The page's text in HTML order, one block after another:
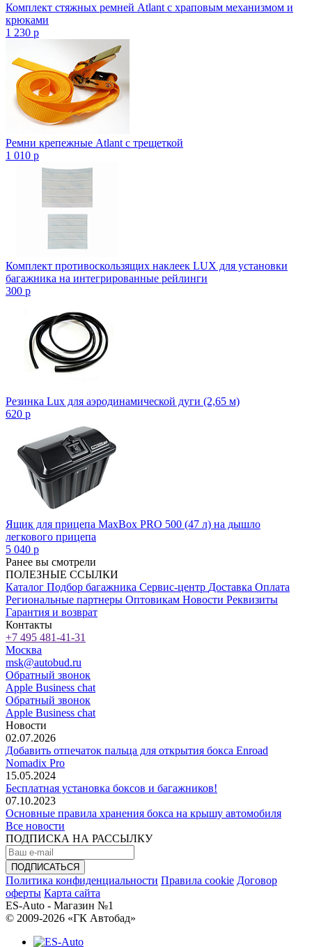
Комплект стяжных ремней Atlant с храповым механизмом и
крюками
1 230 p
Ремни крепежные Atlant с трещеткой
1 010 p
Комплект противоскользящих наклеек LUX для установки
багажника на интегрированные рейлинги
300 p
Резинка Lux для аэродинамической дуги (2,65 м)
620 p
Ящик для прицепа MaxBox PRO 500 (47 л) на дышло
легкового прицепа
5 040 p
Ранее вы смотрели
ПОЛЕЗНЫЕ ССЫЛКИ
Каталог Подбор багажника Сервис-центр Доставка Оплата
Региональные партнеры Оптовикам Новости Реквизиты
Гарантия и возврат
Контакты
+7 495 481-41-31
Москва
msk@autobud.ru
Обратный звонок
Apple Business chat
Обратный звонок
Apple Business chat
Новости
02.07.2026
Добавить отпечаток пальца для открытия бокса Enroad
Nomadix Pro
15.05.2024
Бесплатная установка боксов и багажников!
07.10.2023
Основные правила хранения бокса на крышу автомобиля
Все новости
ПОДПИСКА НА РАССЫЛКУ
Политика конфиденциальности Правила cookie Договор
оферты Карта сайта
ES-Auto - Магазин №1
© 2009-2026 «ГК Автобад»